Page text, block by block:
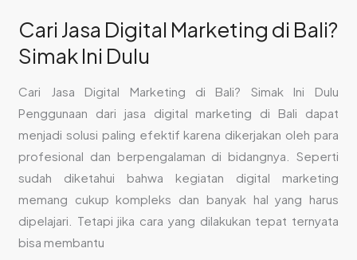
Cari Jasa Digital Marketing di Bali?
Simak Ini Dulu
Cari Jasa Digital Marketing di Bali? Simak Ini Dulu
Penggunaan dari jasa digital marketing di Bali dapat
menjadi solusi paling efektif karena dikerjakan oleh para
profesional dan berpengalaman di bidangnya. Seperti
sudah diketahui bahwa kegiatan digital marketing
memang cukup kompleks dan banyak hal yang harus
dipelajari. Tetapi jika cara yang dilakukan tepat ternyata
bisa membantu